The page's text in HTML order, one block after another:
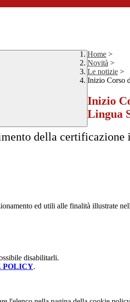
Home >
Novità >
Le notizie >
Inizio Corso
Inizio
Lingua
della
ed utili alle finalità illustrate
disabilitarli.
POLICY.